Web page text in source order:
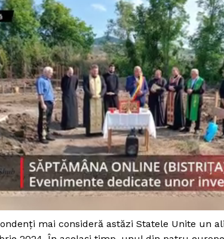
mai consideră astăzi Statele Unite un